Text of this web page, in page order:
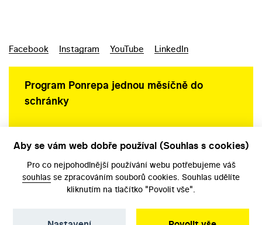
Facebook Instagram YouTube LinkedIn
Program Ponrepa jednou měsíčně do
schránky
Aby se vám web dobře používal (Souhlas s cookies)
Pro co nejpohodlnější používání webu potřebujeme váš
souhlas se zpracováním souborů cookies. Souhlas udělíte
kliknutím na tlačítko "Povolit vše".